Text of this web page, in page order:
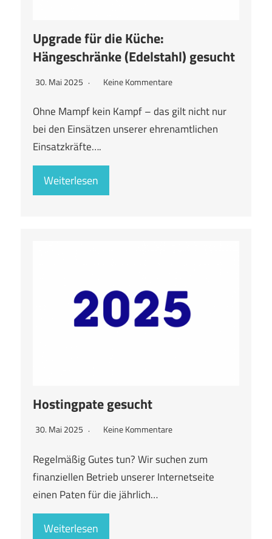
Upgrade für die Küche:
Hängeschränke (Edelstahl) gesucht
30. Mai 2025 Keine Kommentare
Ohne Mampf kein Kampf – das gilt nicht nur
bei den Einsätzen unserer ehrenamtlichen
Einsatzkräfte….
Weiterlesen
Hostingpate gesucht
30. Mai 2025 Keine Kommentare
Regelmäßig Gutes tun? Wir suchen zum
finanziellen Betrieb unserer Internetseite
einen Paten für die jährlich…
Weiterlesen